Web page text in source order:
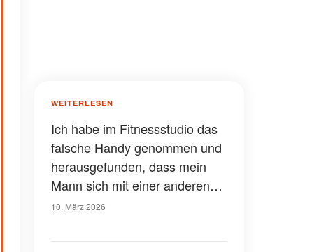
WEITERLESEN
Ich habe im Fitnessstudio das
falsche Handy genommen und
herausgefunden, dass mein
Mann sich mit einer anderen
trifft - also habe ich eine Sache
10. März 2026